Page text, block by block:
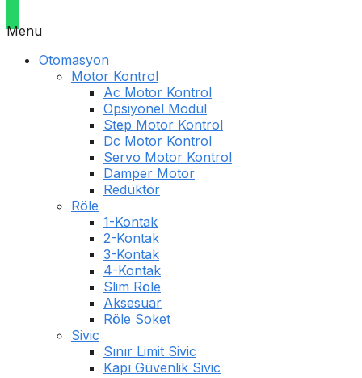
Menu
Otomasyon
Motor Kontrol
Ac Motor Kontrol
Opsiyonel Modül
Step Motor Kontrol
Dc Motor Kontrol
Servo Motor Kontrol
Damper Motor
Redüktör
Röle
1-Kontak
2-Kontak
3-Kontak
4-Kontak
Slim Röle
Aksesuar
Röle Soket
Sivic
Sınır Limit Sivic
Kapı Güvenlik Sivic